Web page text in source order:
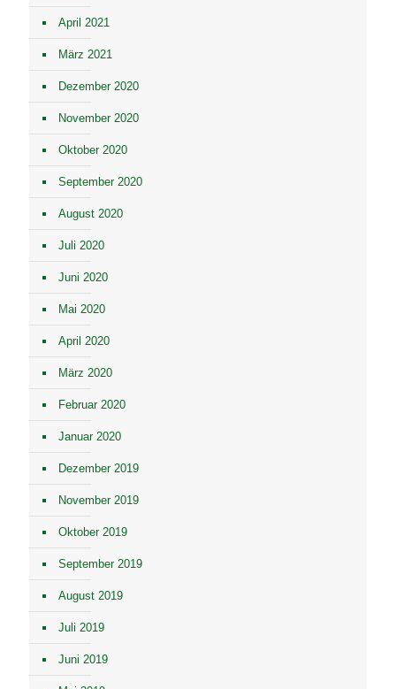
April 2021
März 2021
Dezember 2020
November 2020
Oktober 2020
September 2020
August 2020
Juli 2020
Juni 2020
Mai 2020
April 2020
März 2020
Februar 2020
Januar 2020
Dezember 2019
November 2019
Oktober 2019
September 2019
August 2019
Juli 2019
Juni 2019